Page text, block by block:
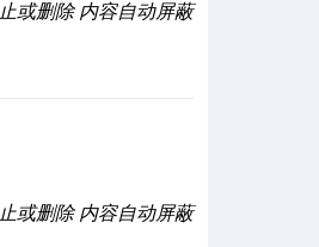
或删除 内容自动屏蔽
或删除 内容自动屏蔽